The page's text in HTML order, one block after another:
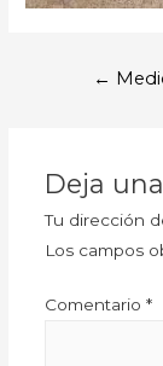
←
Deja
Tu dirección
Los campos
Comentario *